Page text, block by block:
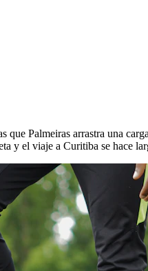
que Palmeiras arrastra una
y el viaje a Curitiba se hace